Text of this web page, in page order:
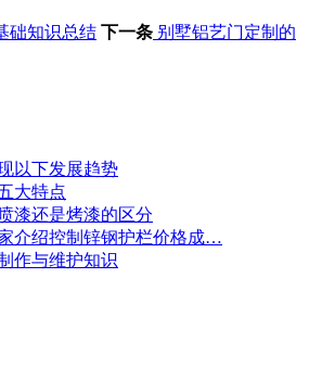
础知识总结 下一条 别墅铝艺门定制的
以下发展趋势
大特点
漆还是烤漆的区分
介绍控制锌钢护栏价格成…
作与维护知识